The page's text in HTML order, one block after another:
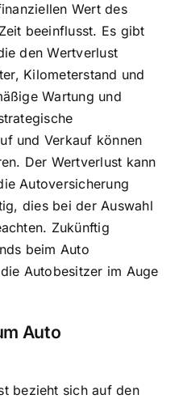
Wert des
beeinflusst. Es gibt
den Wertverlust
Kilometerstand und
Wartung und
und Verkauf können
Der Wertverlust kann
Autoversicherung
dies bei der Auswahl
Zukünftig
beim Auto
Autobesitzer im Auge
Auto
bezieht sich auf den